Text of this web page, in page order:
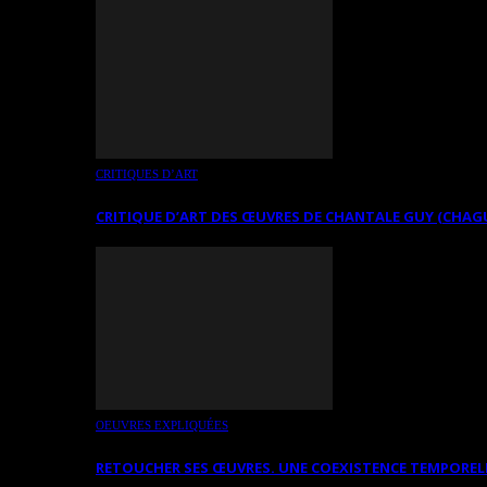
CRITIQUES D’ART
CRITIQUE D’ART DES ŒUVRES DE CHANTALE GUY
OEUVRES EXPLIQUÉES
RETOUCHER SES ŒUVRES. UNE COEXISTENCE